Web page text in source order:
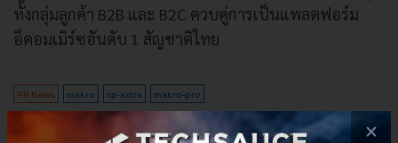
ทั้งกลุ่มลูกค้า B2B และ B2C ควบคู่การเป็นแพลตฟอร์ม
อีคอมเมิร์ซอันดับ 1 สัญชาติไทย
PR News makro cp-axtra makro-pro
×